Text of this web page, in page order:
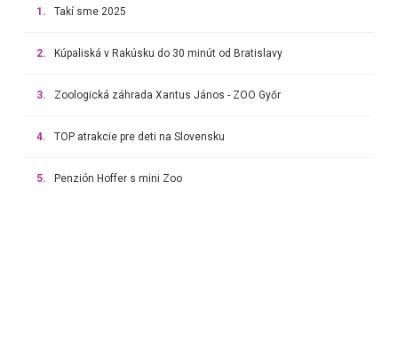
1. Takí sme 2025
2. Kúpaliská v Rakúsku do 30 minút od Bratislavy
3. Zoologická záhrada Xantus János - ZOO Győr
4. TOP atrakcie pre deti na Slovensku
5. Penzión Hoffer s mini Zoo